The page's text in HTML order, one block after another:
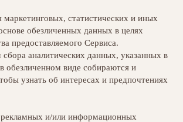
статистических и иных
обезличенных данных в целях
предоставляемого Сервиса.
аналитических данных, указанных в
обезличенном виде собираются и
узнать об интересах и предпочтениях
рекламных и/или информационных